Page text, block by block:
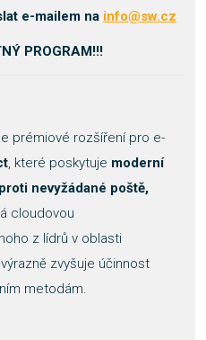
e-mailem na info@sw.cz
PROGRAM!!!
je prémiové rozšíření pro e-
, které poskytuje moderní
nevyžádané poště,
cloudovou
z lídrů v oblasti
zvyšuje účinnost
metodám.